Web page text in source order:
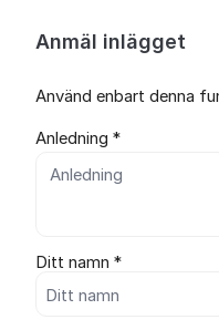
Anmäl inlägget
Använd enbart denna
Anledning *
Ditt namn *